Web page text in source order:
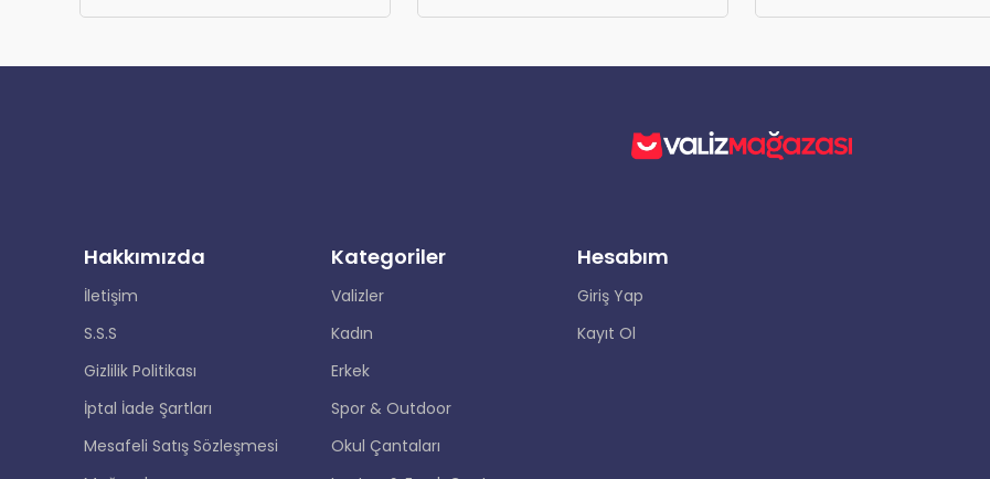
Hakkımızda
İletişim
S.S.S
Gizlilik Politikası
İptal İade Şartları
Mesafeli Satış Sözleşmesi
Kategoriler
Valizler
Kadın
Erkek
Spor & Outdoor
Okul Çantaları
Hesabım
Giriş Yap
Kayıt Ol